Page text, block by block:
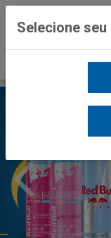
Selecione seu